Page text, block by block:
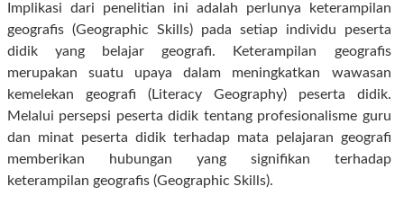
Implikasi dari penelitian ini adalah perlunya keterampilan
geografis (Geographic Skills) pada setiap individu peserta
didik yang belajar geografi. Keterampilan geografis
merupakan suatu upaya dalam meningkatkan wawasan
kemelekan geografi (Literacy Geography) peserta didik.
Melalui persepsi peserta didik tentang profesionalisme guru
dan minat peserta didik terhadap mata pelajaran geografi
memberikan hubungan yang signifikan terhadap
keterampilan geografis (Geographic Skills).